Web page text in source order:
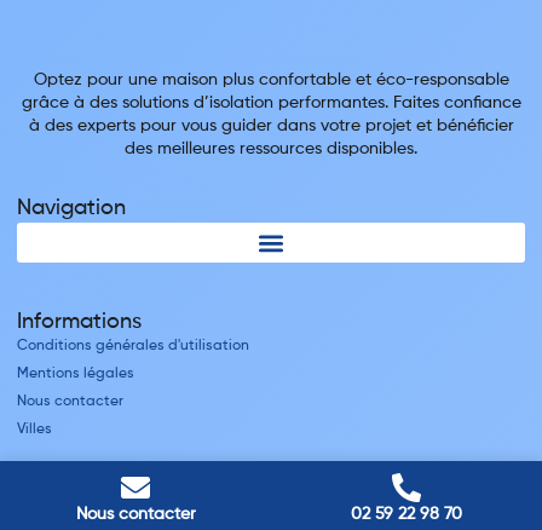
Nous contacter 02 59 22 98 70
Optez pour une maison plus confortable et éco-responsable
grâce à des solutions d’isolation performantes. Faites confiance
à des experts pour vous guider dans votre projet et bénéficier
des meilleures ressources disponibles.
Navigation
Informations
Conditions générales d'utilisation
Mentions légales
Nous contacter
Villes
Nos adresses
Louviers